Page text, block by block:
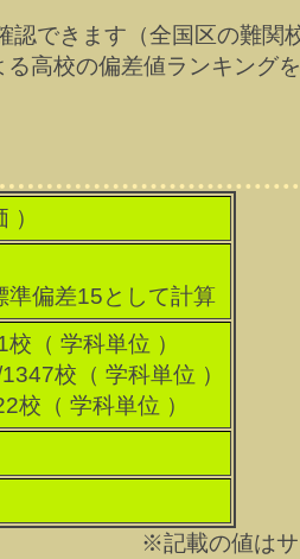
できます（全国区の難関
高校の偏差値ランキング
）
偏差15として計算
（ 学科単位 ）
校（ 学科単位 ）
校（ 学科単位 ）
※記載の値はサ